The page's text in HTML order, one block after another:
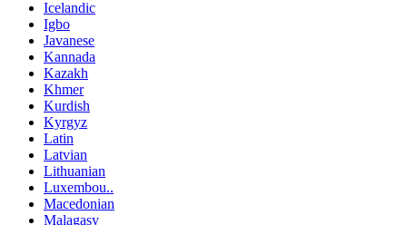
Icelandic
Igbo
Javanese
Kannada
Kazakh
Khmer
Kurdish
Kyrgyz
Latin
Latvian
Lithuanian
Luxembou..
Macedonian
Malagasy